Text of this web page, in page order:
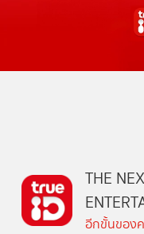
THE
อีกขั้นของ